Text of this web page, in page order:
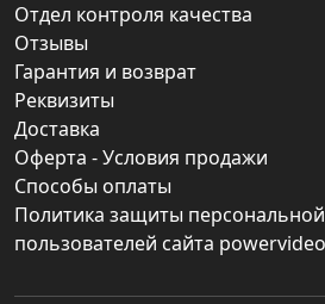
Отдел контроля качества
Отзывы
Гарантия и возврат
Реквизиты
Доставка
Оферта - Условия продажи
Способы оплаты
Политика защиты
пользователей сайта